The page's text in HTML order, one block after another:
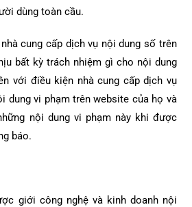
dùng toàn cầu.
cung cấp dịch vụ nội dung số trên
bất kỳ trách nhiệm gì cho nội dung
với điều kiện nhà cung cấp dịch vụ
dung vi phạm trên website của họ và
nội dung vi phạm này khi được
báo.
giới công nghệ và kinh doanh nội